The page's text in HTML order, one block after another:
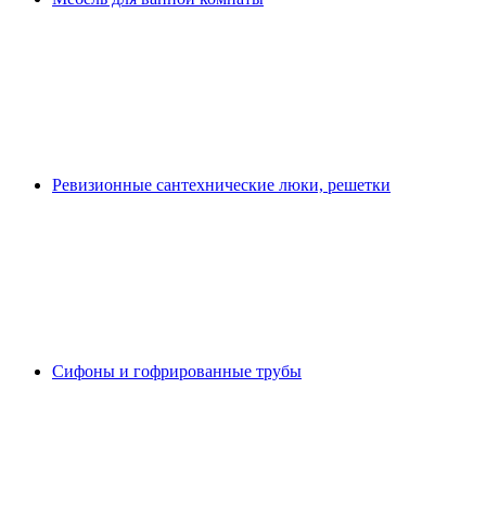
Ревизионные сантехнические люки, решетки
Сифоны и гофрированные трубы